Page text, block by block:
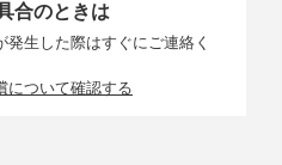
合のときは
生した際はすぐにご連絡く
について確認する